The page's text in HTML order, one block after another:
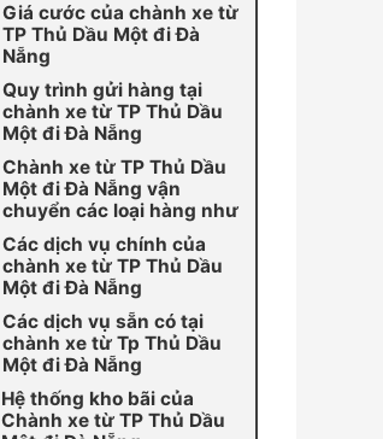
Giá cước của chành xe từ
TP Thủ Dầu Một đi Đà
Nẵng
Quy trình gửi hàng tại
chành xe từ TP Thủ Dầu
Một đi Đà Nẵng
Chành xe từ TP Thủ Dầu
Một đi Đà Nẵng vận
chuyển các loại hàng như
Các dịch vụ chính của
chành xe từ TP Thủ Dầu
Một đi Đà Nẵng
Các dịch vụ sẵn có tại
chành xe từ Tp Thủ Dầu
Một đi Đà Nẵng
Hệ thống kho bãi của
Chành xe từ TP Thủ Dầu